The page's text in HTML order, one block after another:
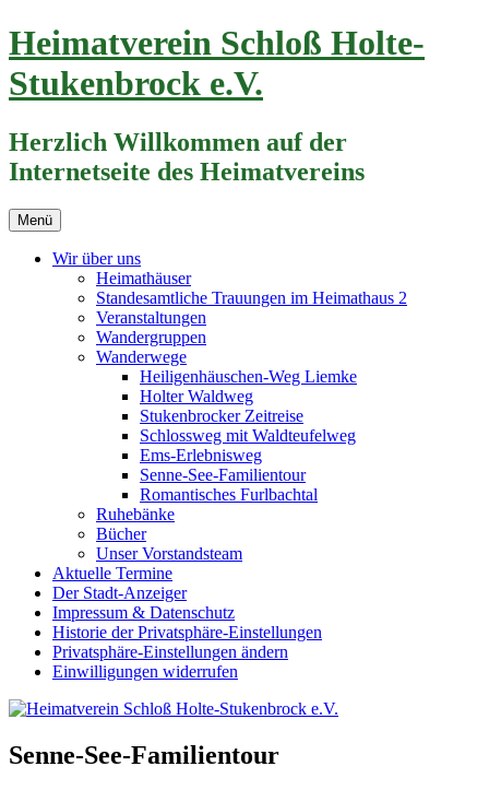
Zum
Inhalt
springen
Heimatverein Schloß Holte-
Stukenbrock e.V.
Herzlich Willkommen auf der
Internetseite des Heimatvereins
Menü
Wir über uns
Heimathäuser
Standesamtliche Trauungen im Heimathaus 2
Veranstaltungen
Wandergruppen
Wanderwege
Heiligenhäuschen-Weg Liemke
Holter Waldweg
Stukenbrocker Zeitreise
Schlossweg mit Waldteufelweg
Ems-Erlebnisweg
Senne-See-Familientour
Romantisches Furlbachtal
Ruhebänke
Bücher
Unser Vorstandsteam
Aktuelle Termine
Der Stadt-Anzeiger
Impressum & Datenschutz
Historie der Privatsphäre-Einstellungen
Privatsphäre-Einstellungen ändern
Einwilligungen widerrufen
Senne-See-Familientour